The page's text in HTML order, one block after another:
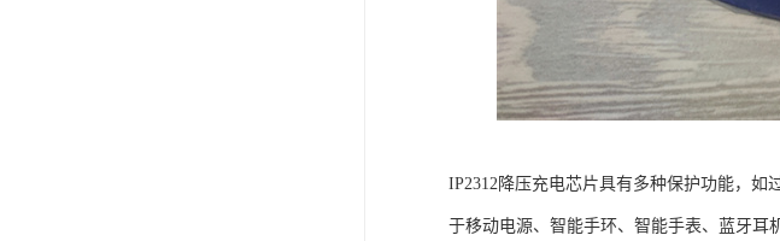
IP2312降压充电芯片具有多种保护功能，如
于移动电源、智能手环、智能手表、蓝牙耳